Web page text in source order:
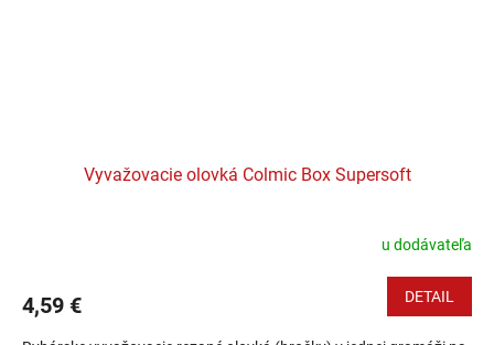
Vyvažovacie olovká Colmic Box Supersoft
u dodávateľa
4,59 € DETAIL